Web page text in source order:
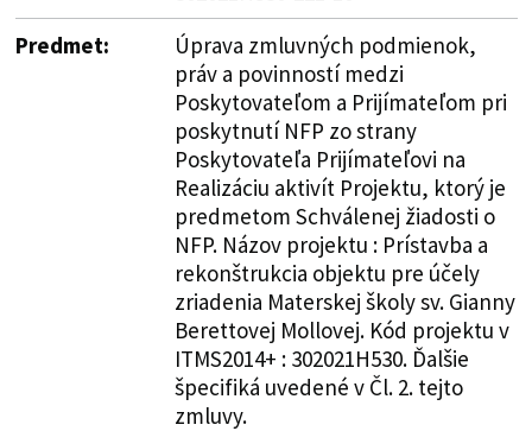
Predmet:
Úprava zmluvných podmienok,
práv a povinností medzi
Poskytovateľom a Prijímateľom pri
poskytnutí NFP zo strany
Poskytovateľa Prijímateľovi na
Realizáciu aktivít Projektu, ktorý je
predmetom Schválenej žiadosti o
NFP. Názov projektu : Prístavba a
rekonštrukcia objektu pre účely
zriadenia Materskej školy sv. Gianny
Berettovej Mollovej. Kód projektu v
ITMS2014+ : 302021H530. Ďalšie
špecifiká uvedené v Čl. 2. tejto
zmluvy.